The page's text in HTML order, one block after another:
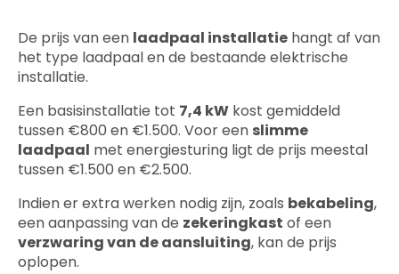
De prijs van een laadpaal installatie hangt af van
het type laadpaal en de bestaande elektrische
installatie.
Een basisinstallatie tot 7,4 kW kost gemiddeld
tussen €800 en €1.500. Voor een slimme
laadpaal met energiesturing ligt de prijs meestal
tussen €1.500 en €2.500.
Indien er extra werken nodig zijn, zoals bekabeling,
een aanpassing van de zekeringkast of een
verzwaring van de aansluiting, kan de prijs
oplopen.